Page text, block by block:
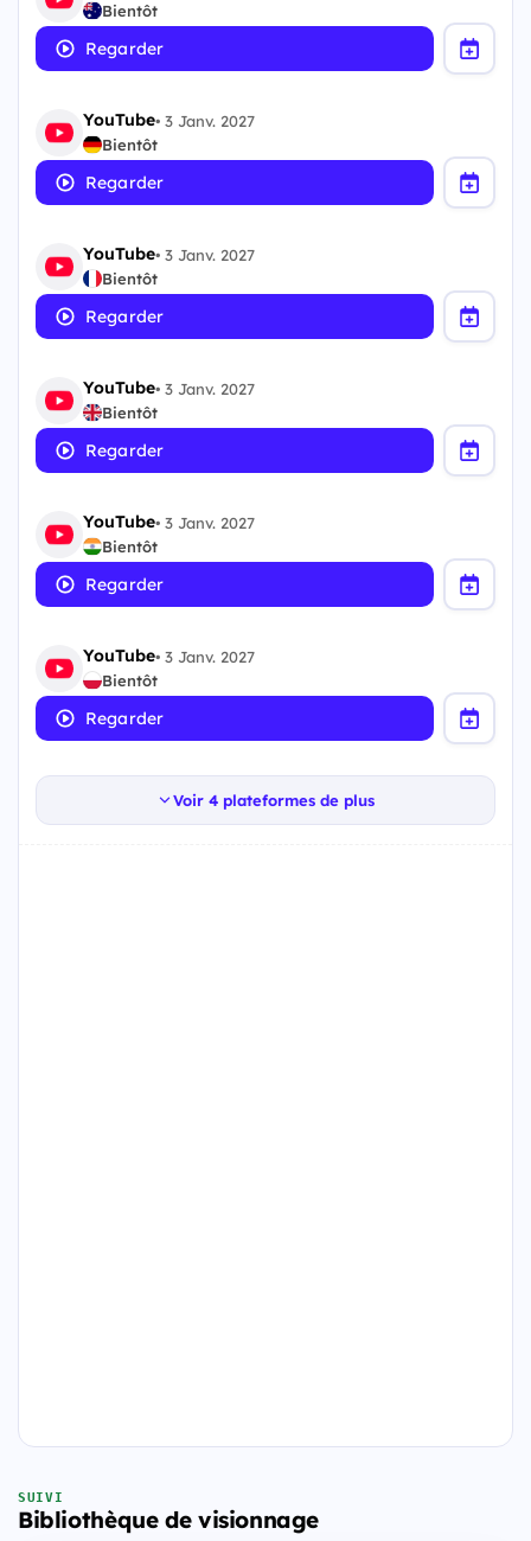
Bientôt
Regarder
YouTube•3 Janv. 2027
Bientôt
Regarder
YouTube•3 Janv. 2027
Bientôt
Regarder
YouTube•3 Janv. 2027
Bientôt
Regarder
YouTube•3 Janv. 2027
Bientôt
Regarder
YouTube•3 Janv. 2027
Bientôt
Regarder
Voir 4 plateformes de plus
SUIVI
Bibliothèque de visionnage